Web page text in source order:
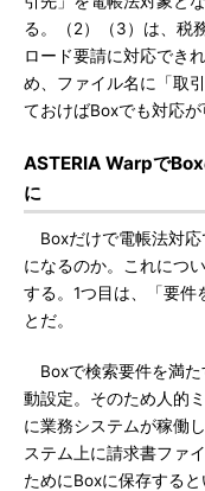
る。（2）（3）は、税
ロード要請に対応でき
め、ファイル名に「取
ておけばBoxでも対応が
ASTERIA Warpで
に
Boxだけで電帳法対応
になるのか。これにつ
する。1つ目は、「要件
とだ。
Boxで検索要件を満た
動設定。そのため人的
に業務システムが稼働
ステム上に請求書ファ
ためにBoxに保存する